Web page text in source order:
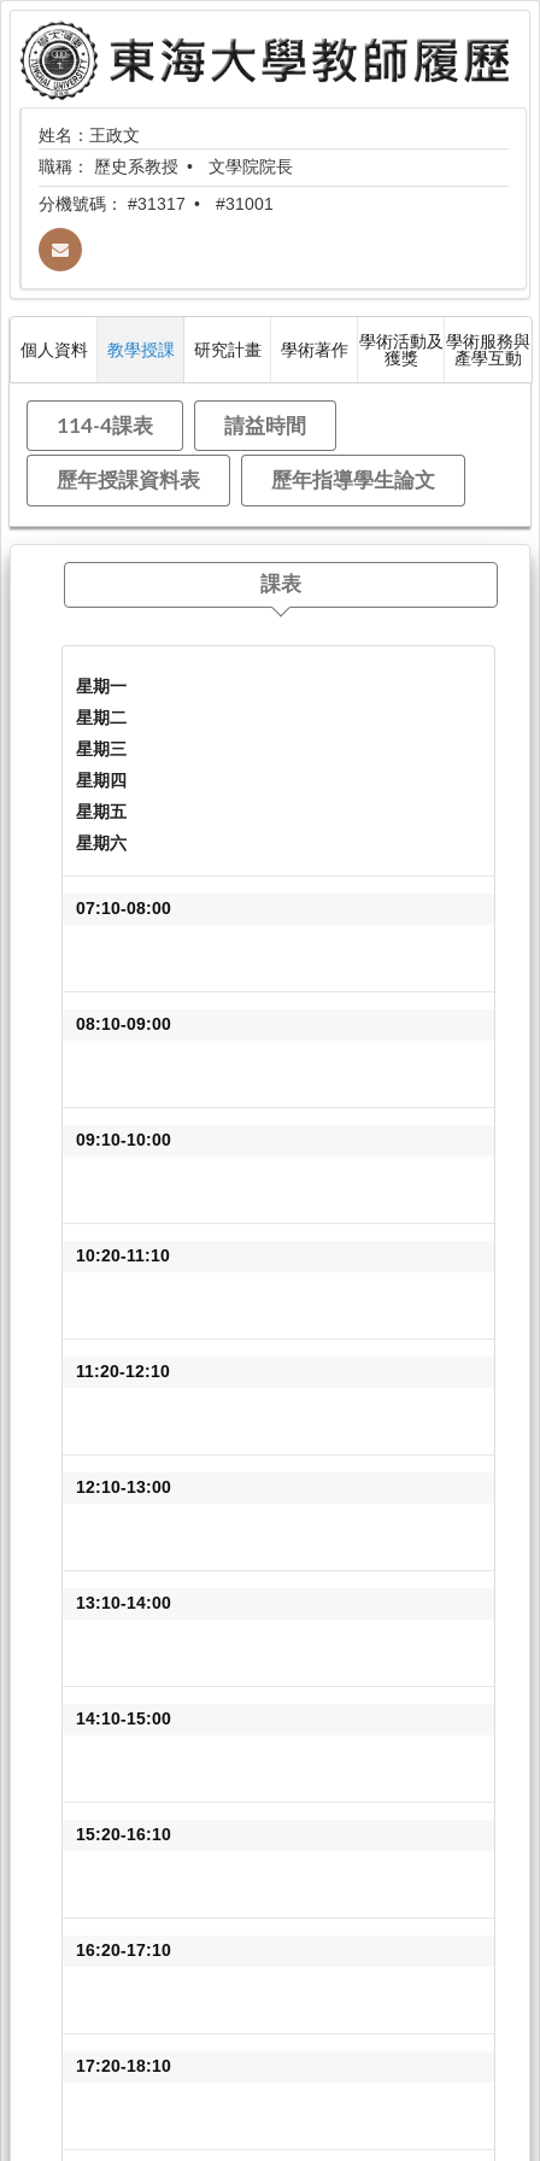
姓名：王政文
職稱： 歷史系教授
文學院院長
分機號碼： #31317 #31001
個人資料 教學授課 研究計畫 學術著作 學術活動及
獲獎
學術服務與
產學互動
114-4課表 請益時間
歷年授課資料表 歷年指導學生論文
課表
星期一
星期二
星期三
星期四
星期五
星期六
07:10-08:00
08:10-09:00
09:10-10:00
10:20-11:10
11:20-12:10
12:10-13:00
13:10-14:00
14:10-15:00
15:20-16:10
16:20-17:10
17:20-18:10